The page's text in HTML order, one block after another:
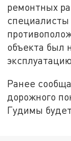
ремонтных
специалисты
объекта был
Ранее
дорожного
Гудимы